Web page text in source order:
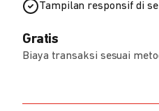
Tampilan responsif di
Gratis
Biaya transaksi sesuai